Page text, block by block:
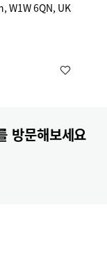
W1W 6QN, UK
방문해보세요